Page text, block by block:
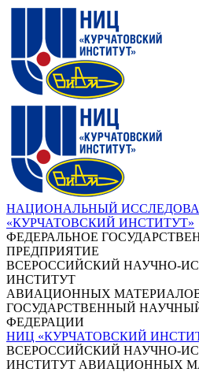
НАЦИОНАЛЬНЫЙ
«КУРЧАТОВСКИЙ ИНСТИТУТ»
ФЕДЕРАЛЬНОЕ
ПРЕДПРИЯТИЕ
ВСЕРОССИЙСКИЙ НАУЧНО-
ИНСТИТУТ
АВИАЦИОННЫХ
ГОСУДАРСТВЕННЫЙ
ФЕДЕРАЦИИ
НИЦ «КУРЧАТОВСКИЙ
ВСЕРОССИЙСКИЙ НАУЧНО-
ИНСТИТУТ АВИАЦИОННЫХ